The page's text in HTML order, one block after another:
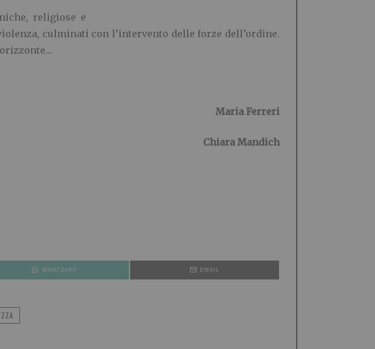
religiose e
culminati con l’intervento delle forze dell’ordine.
Maria Ferreri
Chiara Mandich
WHATSAPP EMAIL